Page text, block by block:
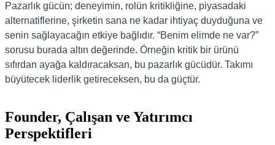
Pazarlık gücün; deneyimin, rolün kritikliğine, piyasadaki
alternatiflerine, şirketin sana ne kadar ihtiyaç duyduğuna ve
senin sağlayacağın etkiye bağlıdır. “Benim elimde ne var?”
sorusu burada altın değerinde. Örneğin kritik bir ürünü
sıfırdan ayağa kaldıracaksan, bu pazarlık gücüdür. Takımı
büyütecek liderlik getireceksen, bu da güçtür.
Founder, Çalışan ve Yatırımcı
Perspektifleri